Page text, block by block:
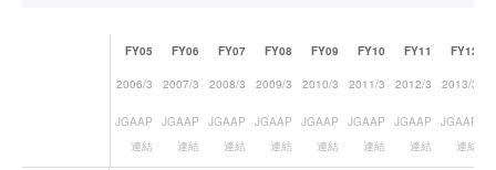
FY05 FY06 FY07 FY08 FY09 FY10 FY11 FY12
2006/3 2007/3 2008/3 2009/3 2010/3 2011/3 2012/3 2013/3
JGAAP
連結
JGAAP
連結
JGAAP
連結
JGAAP
連結
JGAAP
連結
JGAAP
連結
JGAAP
連結
JGAAP
連結